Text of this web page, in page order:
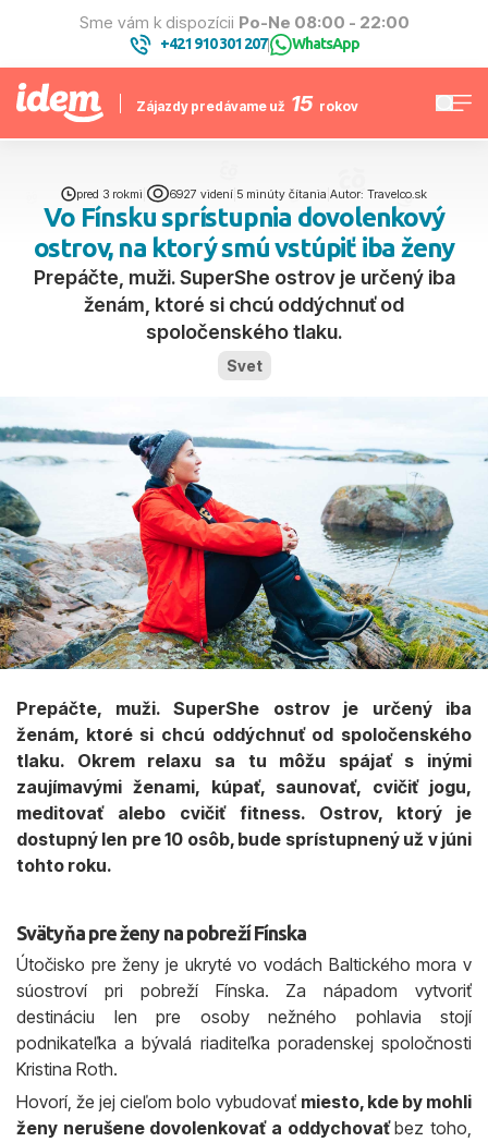
Sme vám k dispozícii Po-Ne 08:00 - 22:00
+421 910 301 207| WhatsApp
Zájazdy predávame už 15 rokov
pred 3 rokmi 6927 videní 5 minúty čítania Autor: Travelco.sk
Vo Fínsku sprístupnia dovolenkový
ostrov, na ktorý smú vstúpiť iba ženy
Prepáčte, muži. SuperShe ostrov je určený iba
ženám, ktoré si chcú oddýchnuť od
spoločenského tlaku.
Svet
Prepáčte, muži. SuperShe ostrov je určený iba
ženám, ktoré si chcú oddýchnuť od spoločenského
tlaku. Okrem relaxu sa tu môžu spájať s inými
zaujímavými ženami, kúpať, saunovať, cvičiť jogu,
meditovať alebo cvičiť fitness. Ostrov, ktorý je
dostupný len pre 10 osôb, bude sprístupnený už v júni
tohto roku.
Svätyňa pre ženy na pobreží Fínska
Útočisko pre ženy je ukryté vo vodách Baltického mora v
súostroví pri pobreží Fínska. Za nápadom vytvoriť
destináciu len pre osoby nežného pohlavia stojí
podnikateľka a bývalá riaditeľka poradenskej spoločnosti
Kristina Roth.
Hovorí, že jej cieľom bolo vybudovať miesto, kde by mohli
ženy nerušene dovolenkovať a oddychovaťbez toho,